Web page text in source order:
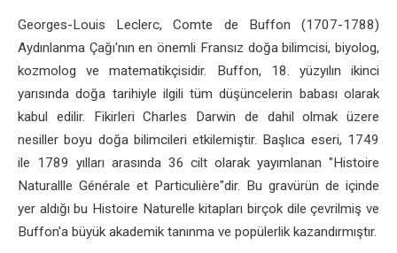
Georges-Louis Leclerc, Comte de Buffon (1707-1788)
Aydınlanma Çağı'nın en önemli Fransız doğa bilimcisi, biyolog,
kozmolog ve matematikçisidir. Buffon, 18. yüzyılın ikinci
yarısında doğa tarihiyle ilgili tüm düşüncelerin babası olarak
kabul edilir. Fikirleri Charles Darwin de dahil olmak üzere
nesiller boyu doğa bilimcileri etkilemiştir. Başlıca eseri, 1749
ile 1789 yılları arasında 36 cilt olarak yayımlanan "Histoire
Naturallle Générale et Particulière"dir. Bu gravürün de içinde
yer aldığı bu Histoire Naturelle kitapları birçok dile çevrilmiş ve
Buffon'a büyük akademik tanınma ve popülerlik kazandırmıştır.